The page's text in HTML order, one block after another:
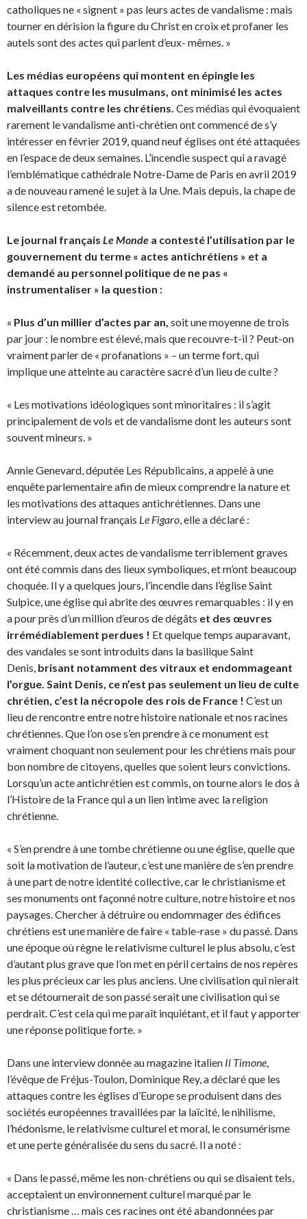
catholiques ne « signent » pas leurs actes de vandalisme : mais
tourner en dérision la figure du Christ en croix et profaner les
autels sont des actes qui parlent d’eux- mêmes. »
Les médias européens qui montent en épingle les
attaques contre les musulmans, ont minimisé les actes
malveillants contre les chrétiens. Ces médias qui évoquaient
rarement le vandalisme anti-chrétien ont commencé de s’y
intéresser en février 2019, quand neuf églises ont été attaquées
en l’espace de deux semaines. L’incendie suspect qui a ravagé
l’emblématique cathédrale Notre-Dame de Paris en avril 2019
a de nouveau ramené le sujet à la Une. Mais depuis, la chape de
silence est retombée.
Le journal français Le Monde a contesté l’utilisation par le
gouvernement du terme « actes antichrétiens » et a
demandé au personnel politique de ne pas «
instrumentaliser » la question :
« Plus d’un millier d’actes par an, soit une moyenne de trois
par jour : le nombre est élevé, mais que recouvre-t-il ? Peut-on
vraiment parler de « profanations » – un terme fort, qui
implique une atteinte au caractère sacré d’un lieu de culte ?
« Les motivations idéologiques sont minoritaires : il s’agit
principalement de vols et de vandalisme dont les auteurs sont
souvent mineurs. »
Annie Genevard, députée Les Républicains, a appelé à une
enquête parlementaire afin de mieux comprendre la nature et
les motivations des attaques antichrétiennes. Dans une
interview au journal français Le Figaro, elle a déclaré :
« Récemment, deux actes de vandalisme terriblement graves
ont été commis dans des lieux symboliques, et m’ont beaucoup
choquée. Il y a quelques jours, l’incendie dans l’église Saint
Sulpice, une église qui abrite des œuvres remarquables : il y en
a pour près d’un million d’euros de dégâts et des œuvres
irrémédiablement perdues ! Et quelque temps auparavant,
des vandales se sont introduits dans la basilique Saint
Denis, brisant notamment des vitraux et endommageant
l’orgue. Saint Denis, ce n’est pas seulement un lieu de culte
chrétien, c’est la nécropole des rois de France ! C’est un
lieu de rencontre entre notre histoire nationale et nos racines
chrétiennes. Que l’on ose s’en prendre à ce monument est
vraiment choquant non seulement pour les chrétiens mais pour
bon nombre de citoyens, quelles que soient leurs convictions.
Lorsqu’un acte antichrétien est commis, on tourne alors le dos à
l’Histoire de la France qui a un lien intime avec la religion
chrétienne.
« S’en prendre à une tombe chrétienne ou une église, quelle que
soit la motivation de l’auteur, c’est une manière de s’en prendre
à une part de notre identité collective, car le christianisme et
ses monuments ont façonné notre culture, notre histoire et nos
paysages. Chercher à détruire ou endommager des édifices
chrétiens est une manière de faire « table-rase » du passé. Dans
une époque où règne le relativisme culturel le plus absolu, c’est
d’autant plus grave que l’on met en péril certains de nos repères
les plus précieux car les plus anciens. Une civilisation qui nierait
et se détournerait de son passé serait une civilisation qui se
perdrait. C’est cela qui me paraît inquiétant, et il faut y apporter
une réponse politique forte. »
Dans une interview donnée au magazine italien Il Timone,
l’évêque de Fréjus-Toulon, Dominique Rey, a déclaré que les
attaques contre les églises d’Europe se produisent dans des
sociétés européennes travaillées par la laïcité, le nihilisme,
l’hédonisme, le relativisme culturel et moral, le consumérisme
et une perte généralisée du sens du sacré. Il a noté :
« Dans le passé, même les non-chrétiens ou qui se disaient tels,
acceptaient un environnement culturel marqué par le
christianisme … mais ces racines ont été abandonnées par